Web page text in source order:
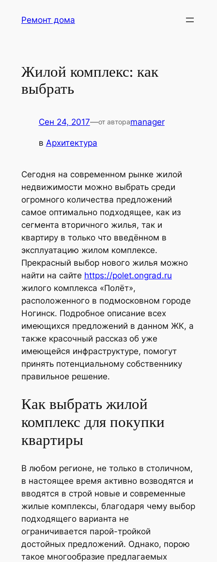
Ремонт дома
Жилой комплекс: как
выбрать
Сен 24, 2017—от автораmanager
в Архитектура
Сегодня на современном рынке жилой
недвижимости можно выбрать среди
огромного количества предложений
самое оптимально подходящее, как из
сегмента вторичного жилья, так и
квартиру в только что введённом в
эксплуатацию жилом комплексе.
Прекрасный выбор нового жилья можно
найти на сайте https://polet.ongrad.ru
жилого комплекса «Полёт»,
расположенного в подмосковном городе
Ногинск. Подробное описание всех
имеющихся предложений в данном ЖК, а
также красочный рассказ об уже
имеющейся инфраструктуре, помогут
принять потенциальному собственнику
правильное решение.
Как выбрать жилой
комплекс для покупки
квартиры
В любом регионе, не только в столичном,
в настоящее время активно возводятся и
вводятся в строй новые и современные
жилые комплексы, благодаря чему выбор
подходящего варианта не
ограничивается парой-тройкой
достойных предложений. Однако, порою
такое многообразие предлагаемых